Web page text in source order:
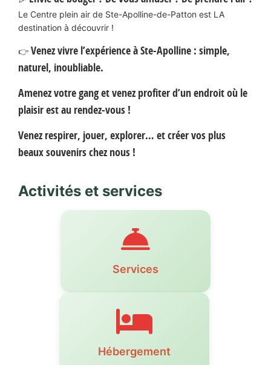
Le Centre plein air de Ste-Apolline-de-Patton est LA
destination à découvrir !
👉 Venez vivre l’expérience à Ste-Apolline : simple,
naturel, inoubliable.
Amenez votre gang et venez profiter d’un endroit où le
plaisir est au rendez-vous !
Venez respirer, jouer, explorer… et créer vos plus
beaux souvenirs chez nous !
Activités et services
Services
Hébergement